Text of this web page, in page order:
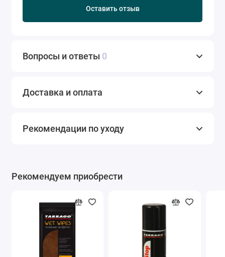
Оставить отзыв
Вопросы и ответы 0
Доставка и оплата
Рекомендации по уходу
Рекомендуем приобрести